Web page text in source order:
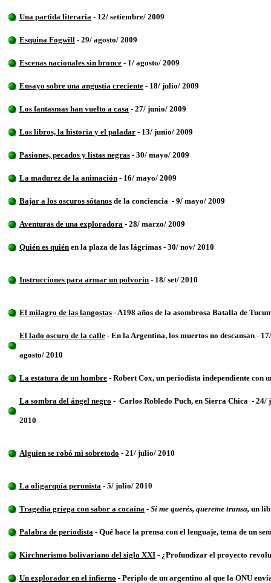
Una partida literaria - 12/ setiembre/ 2009
Esquina Fogwill - 29/ agosto/ 2009
Escenas nacionales sin bronce - 1/ agosto/ 2009
Ensayo sobre una angustia creciente - 18/ julio/ 2009
Los fantasmas han vuelto a casa - 27/ junio/ 2009
Los libros, la historia y el paladar - 13/ junio/ 2009
Pasiones, pecados y listas negras - 30/ mayo/ 2009
La madurez de la animación - 16/ mayo/ 2009
Bajar a los oscuros sótanos de la conciencia - 9/ mayo/ 2009
Aventuras de una exploradora - 28/ marzo/ 2009
Quién es quién en la plaza de las lágrimas - 30/ nov/ 2010
Instrucciones para armar un polvorín - 18/ set/ 2010
El milagro de las langostas - A198 años de la asombrosa Batalla de
El lado oscuro de la calle - En la Argentina, los muertos no descansan - 17/
agosto/ 2010
La estatura de un hombre - Robert Cox, un periodista independiente con
La sombra del ángel negro - Carlos Robledo Puch, en Sierra Chica - 24/
2010
Alguien se robó mi sobretodo - 21/ julio/ 2010
La oligarquía peronista - 5/ julio/ 2010
Tragedia griega con sabor a cocaína - Si me querés, quereme transa, un
Palabra de periodista - Qué hace la prensa con el lenguaje, tema de un
Kirchnerismo bolivariano del siglo XXI - ¿Profundizar el proyecto
Un explorador en el infierno - Periplo de un argentino al que la ONU